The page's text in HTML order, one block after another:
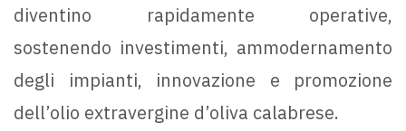
diventino rapidamente operative,
sostenendo investimenti, ammodernamento
degli impianti, innovazione e promozione
dell’olio extravergine d’oliva calabrese.